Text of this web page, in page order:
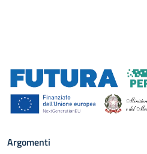
Argomenti